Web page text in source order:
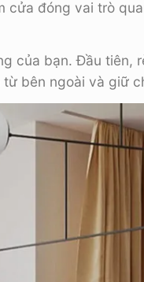
đóng vai trò
của bạn. Đầu
bên ngoài và giữ